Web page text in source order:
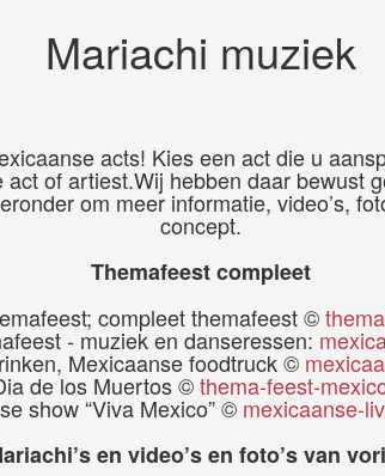
Mariachi muziek
acts! Kies een act die u
of artiest.Wij hebben daar bewust
om meer informatie, video’s,
concept.
Themafeest compleet
compleet themafeest ©
- muziek en danseressen:
Mexicaanse foodtruck ©
de los Muertos ©thema-feest-
show “Viva Mexico” © mexicaanse-
en video’s en foto’s van